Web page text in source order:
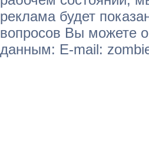
реклама будет
вопросов Вы можете
данным: E-mail: